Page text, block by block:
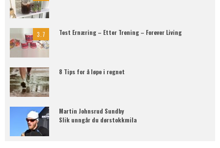
3.7 Test Ernæring – Etter Trening – Forever Living
8 Tips for å løpe i regnet
Martin Johnsrud Sundby
Slik unngår du dørstokkmila